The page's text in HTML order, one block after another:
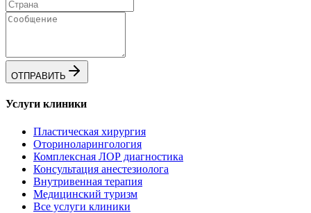
ОТПРАВИТЬ
Услуги клиники
Пластическая хирургия
Оториноларингология
Комплексная ЛОР диагностика
Консультация анестезиолога
Внутривенная терапия
Медицинский туризм
Все услуги клиники